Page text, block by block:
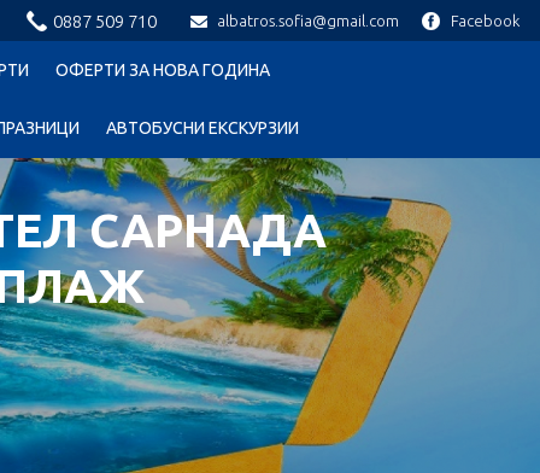
0887 509 710 albatros.sofia@gmail.com Facebook
ОФЕРТИ ЗА НОВА ГОДИНА
АВТОБУСНИ ЕКСКУРЗИИ
САРНАДА